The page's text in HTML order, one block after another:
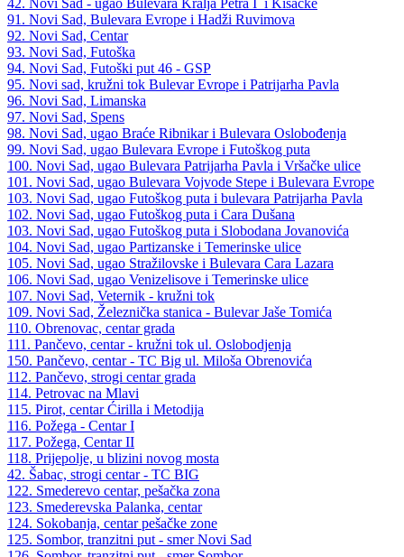
42. Novi Sad - ugao Bulevara Kralja Petra I i Kisačke
91. Novi Sad, Bulevara Evrope i Hadži Ruvimova
92. Novi Sad, Centar
93. Novi Sad, Futoška
94. Novi Sad, Futoški put 46 - GSP
95. Novi sad, kružni tok Bulevar Evrope i Patrijarha Pavla
96. Novi Sad, Limanska
97. Novi Sad, Spens
98. Novi Sad, ugao Braće Ribnikar i Bulevara Oslobođenja
99. Novi Sad, ugao Bulevara Evrope i Futoškog puta
100. Novi Sad, ugao Bulevara Patrijarha Pavla i Vršačke ulice
101. Novi Sad, ugao Bulevara Vojvode Stepe i Bulevara Evrope
103. Novi Sad, ugao Futoškog puta i bulevara Patrijarha Pavla
102. Novi Sad, ugao Futoškog puta i Cara Dušana
103. Novi Sad, ugao Futoškog puta i Slobodana Jovanovića
104. Novi Sad, ugao Partizanske i Temerinske ulice
105. Novi Sad, ugao Stražilovske i Bulevara Cara Lazara
106. Novi Sad, ugao Venizelisove i Temerinske ulice
107. Novi Sad, Veternik - kružni tok
109. Novi Sad, Železnička stanica - Bulevar Jaše Tomića
110. Obrenovac, centar grada
111. Pančevo, centar - kružni tok ul. Oslobodjenja
150. Pančevo, centar - TC Big ul. Miloša Obrenovića
112. Pančevo, strogi centar grada
114. Petrovac na Mlavi
115. Pirot, centar Ćirilla i Metodija
116. Požega - Centar I
117. Požega, Centar II
118. Prijepolje, u blizini novog mosta
42. Šabac, strogi centar - TC BIG
122. Smederevo centar, pešačka zona
123. Smederevska Palanka, centar
124. Sokobanja, centar pešačke zone
125. Sombor, tranzitni put - smer Novi Sad